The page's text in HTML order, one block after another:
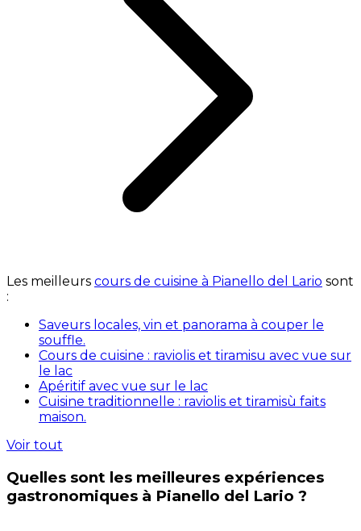
Les meilleurs cours de cuisine à Pianello del Lario sont
:
Saveurs locales, vin et panorama à couper le
souffle.
Cours de cuisine : raviolis et tiramisu avec vue sur
le lac
Apéritif avec vue sur le lac
Cuisine traditionnelle : raviolis et tiramisù faits
maison.
Voir tout
Quelles sont les meilleures expériences
gastronomiques à Pianello del Lario ?